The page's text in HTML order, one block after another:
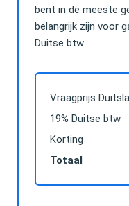
bent in de meeste
belangrijk zijn voor
Duitse btw.
Vraagprijs
19% Duitse btw
Korting
Totaal